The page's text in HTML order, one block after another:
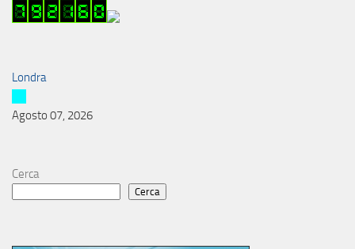
Londra
Agosto 07, 2026
Cerca
Cerca